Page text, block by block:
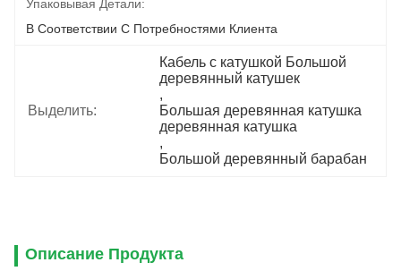
Упаковывая Детали:
В Соответствии С Потребностями Клиента
Выделить:
Кабель с катушкой Большой
деревянный катушек
,
Большая деревянная катушка
деревянная катушка
,
Большой деревянный барабан
Описание Продукта